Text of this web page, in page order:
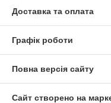
Доставка та оплата
Графік роботи
Повна версія сайту
Сайт створено на